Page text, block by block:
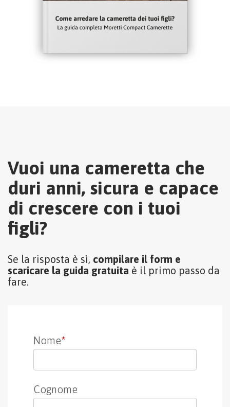
Vuoi una cameretta che
duri anni, sicura e capace
di crescere con i tuoi
figli?
Se la risposta è sì, compilare il form e
scaricare la guida gratuita è il primo passo da
fare.
Nome*
Cognome